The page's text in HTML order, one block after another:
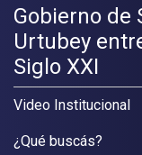
Gobierno de
Urtubey
Siglo XXI
Video Institucional
¿Qué buscás?